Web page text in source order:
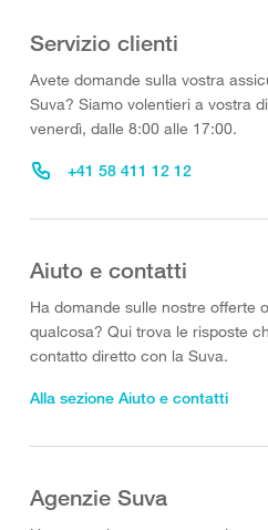
Servizio clienti
Avete domande sulla vostra
Suva? Siamo volentieri a vostra
venerdì, dalle 8:00 alle 17:00.
+41 58 411 12 12
Aiuto e contatti
Ha domande sulle nostre offerte
qualcosa? Qui trova le risposte
contatto diretto con la Suva.
Alla sezione Aiuto e contatti
Agenzie Suva